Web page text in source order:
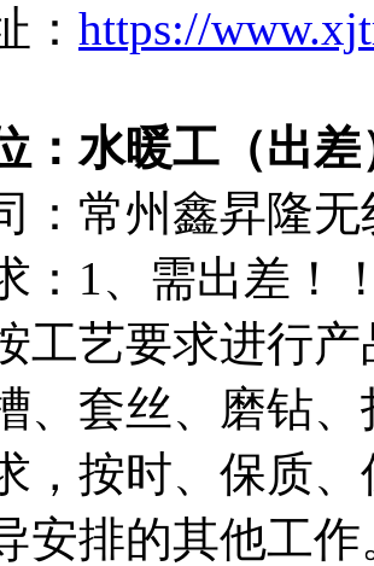
： https://
：水暖工（出差
：常州鑫昇隆
：1、需出差！
工艺要求进行
、套丝、磨钻
，按时、保质
安排的其他工